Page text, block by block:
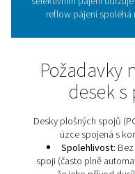
Jakou
který spojuje
diody a
inertní povaze se